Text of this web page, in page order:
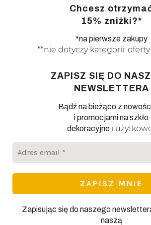
Chcesz
15% zniżki?*
*na pierwsze zakupy
**nie dotyczy kategorii:
ZAPISZ SIĘ DO
NEWSLETTERA
Bądź na bieżąco z
i promocjami na szkło
dekoracyjne i
Zapisując się do naszego
naszą